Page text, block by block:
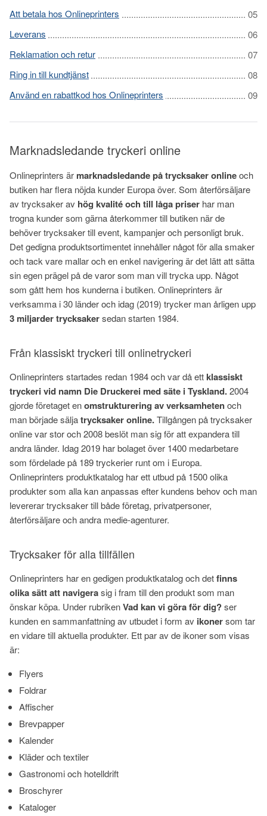
Att betala hos Onlineprinters
Leverans
Reklamation och retur
Ring in till kundtjänst
Använd en rabattkod hos Onlineprinters
Marknadsledande tryckeri online
Onlineprinters är marknadsledande på trycksaker onlineoch
butiken har flera nöjda kunder Europa över. Som återförsäljare
av trycksaker av hög kvalité och till låga priser har man
trogna kunder som gärna återkommer till butiken när de
behöver trycksaker till event, kampanjer och personligt bruk.
Det gedigna produktsortimentet innehåller något för alla smaker
och tack vare mallar och en enkel navigering är det lätt att sätta
sin egen prägel på de varor som man vill trycka upp. Något
som gått hem hos kunderna i butiken. Onlineprinters är
verksamma i 30 länder och idag (2019) trycker man årligen upp
3 miljarder trycksakersedan starten 1984.
Från klassiskt tryckeri till onlinetryckeri
Onlineprinters startades redan 1984 och var då ett klassiskt
tryckeri vid namn Die Druckerei med säte i Tyskland.2004
gjorde företaget enomstrukturering av verksamhetenoch
man började säljatrycksaker online.Tillgången på trycksaker
online var stor och 2008 beslöt man sig för att expandera till
andra länder. Idag 2019 har bolaget över 1400 medarbetare
som fördelade på 189 tryckerier runt om i Europa.
Onlineprinters produktkatalog har ett utbud på 1500 olika
produkter som alla kan anpassas efter kundens behov och man
levererar trycksaker till både företag, privatpersoner,
återförsäljare och andra medie-agenturer.
Trycksaker för alla tillfällen
Onlineprinters har en gedigen produktkatalog och detfinns
olika sätt att navigerasig i fram till den produkt som man
önskar köpa. Under rubrikenVad kan vi göra för dig?ser
kunden en sammanfattning av utbudet i form av ikonersom tar
en vidare till aktuella produkter. Ett par av de ikoner som visas
är:
Flyers
Foldrar
Affischer
Brevpapper
Kalender
Kläder och textiler
Gastronomi och hotelldrift
Broschyrer
Kataloger